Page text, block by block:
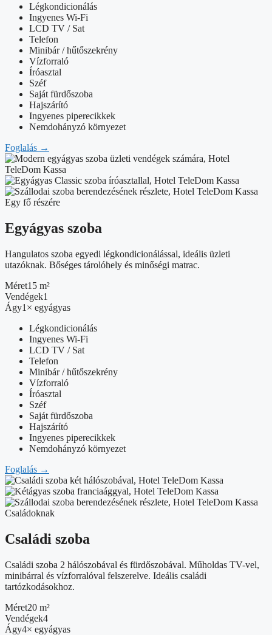
Légkondicionálás
Ingyenes Wi-Fi
LCD TV / Sat
Telefon
Minibár / hűtőszekrény
Vízforraló
Íróasztal
Széf
Saját fürdőszoba
Hajszárító
Ingyenes piperecikkek
Nemdohányzó környezet
Foglalás →
Egy fő részére
Egyágyas szoba
Hangulatos szoba egyedi légkondicionálással, ideális üzleti
utazóknak. Bőséges tárolóhely és minőségi matrac.
Méret15 m²
Vendégek1
Ágy1× egyágyas
Légkondicionálás
Ingyenes Wi-Fi
LCD TV / Sat
Telefon
Minibár / hűtőszekrény
Vízforraló
Íróasztal
Széf
Saját fürdőszoba
Hajszárító
Ingyenes piperecikkek
Nemdohányzó környezet
Foglalás →
Családoknak
Családi szoba
Családi szoba 2 hálószobával és fürdőszobával. Műholdas TV-vel,
minibárral és vízforralóval felszerelve. Ideális családi
tartózkodásokhoz.
Méret20 m²
Vendégek4
Ágy4× egyágyas